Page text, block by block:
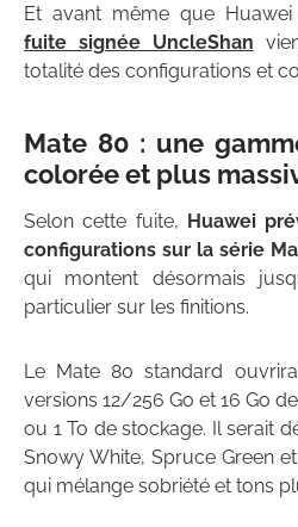
Et avant même que Huawei
fuite signée UncleShan
totalité des configurations et
Mate 80 : une
colorée et plus
Selon cette fuite, Huawei
configurations sur la série
qui montent désormais
particulier sur les finitions.
Le Mate 80 standard
versions 12/256 Go et 16 Go
ou 1 To de stockage. Il serait
Snowy White, Spruce Green
qui mélange sobriété et tons